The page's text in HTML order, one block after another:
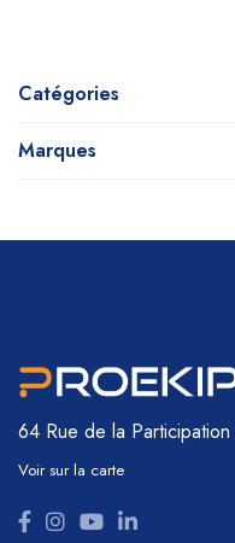
Catégories
Marques
64 Rue de la Participation
Voir sur la carte